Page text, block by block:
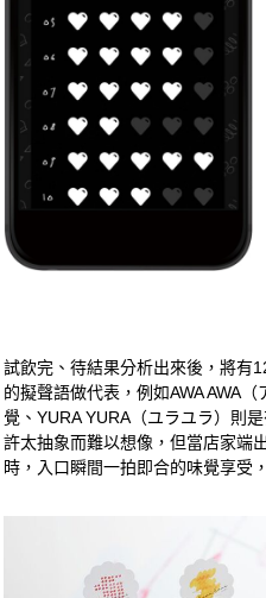
試飲完、待結果分析出來後，將有
的擬聲語做代表，例如AWA AWA
覺、YURA YURA（ユラユラ）則
許太抽象而難以想像，但當店家端
時，入口瞬間一拍即合的味覺享受